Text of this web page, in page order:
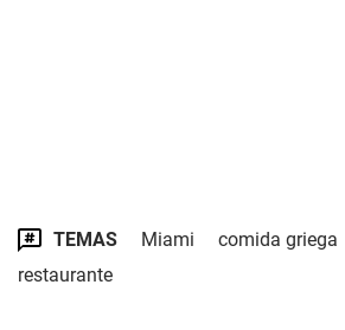
TEMAS Miami comida griega
restaurante